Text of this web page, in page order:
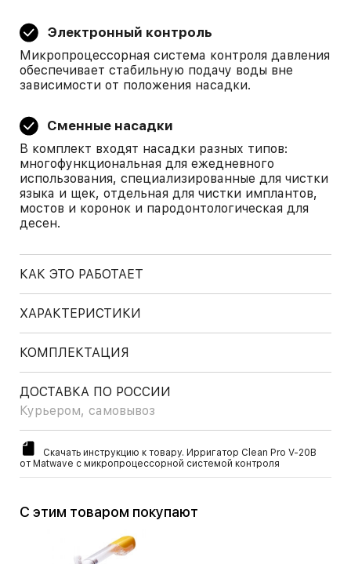
Электронный контроль
Микропроцессорная система контроля давления
обеспечивает стабильную подачу воды вне
зависимости от положения насадки.
Сменные насадки
В комплект входят насадки разных типов:
многофункциональная для ежедневного
использования, специализированные для чистки
языка и щек, отдельная для чистки имплантов,
мостов и коронок и пародонтологическая для
десен.
КАК ЭТО РАБОТАЕТ
ХАРАКТЕРИСТИКИ
КОМПЛЕКТАЦИЯ
ДОСТАВКА ПО РОССИИ
Курьером, самовывоз
Скачать инструкцию к товару. Ирригатор Clean Pro V-20B
от Matwave с микропроцессорной системой контроля
С этим товаром покупают